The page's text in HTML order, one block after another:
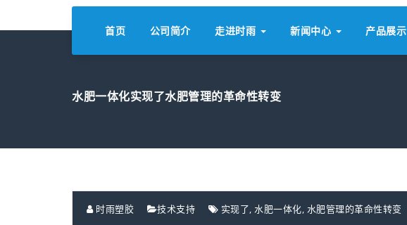
首页 公司简介 走进时雨 新闻中心 产品展示
水肥一体化实现了水肥管理的革命性转变
时雨塑胶 技术支持 实现了, 水肥一体化, 水肥管理的革命性转变